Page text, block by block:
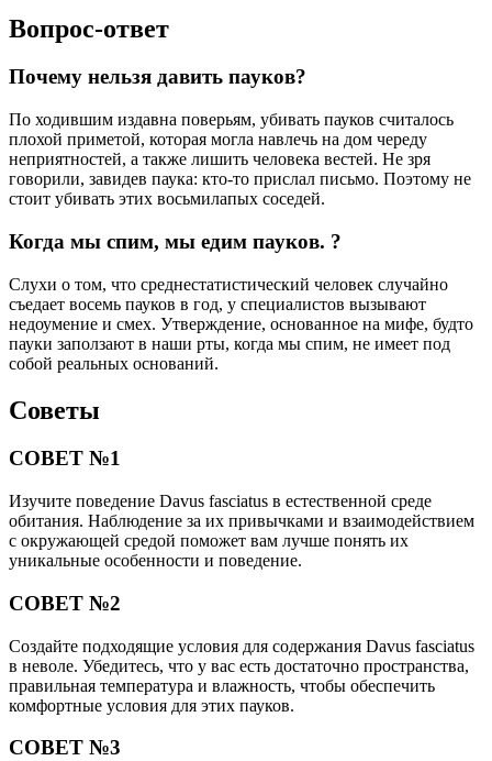
Вопрос-ответ
Почему нельзя давить пауков?
По ходившим издавна поверьям, убивать пауков считалось
плохой приметой, которая могла навлечь на дом череду
неприятностей, а также лишить человека вестей. Не зря
говорили, завидев паука: кто-то прислал письмо. Поэтому не
стоит убивать этих восьмилапых соседей.
Когда мы спим, мы едим пауков. ?
Слухи о том, что среднестатистический человек случайно
съедает восемь пауков в год, у специалистов вызывают
недоумение и смех. Утверждение, основанное на мифе, будто
пауки заползают в наши рты, когда мы спим, не имеет под
собой реальных оснований.
Советы
СОВЕТ №1
Изучите поведение Davus fasciatus в естественной среде
обитания. Наблюдение за их привычками и взаимодействием
с окружающей средой поможет вам лучше понять их
уникальные особенности и поведение.
СОВЕТ №2
Создайте подходящие условия для содержания Davus fasciatus
в неволе. Убедитесь, что у вас есть достаточно пространства,
правильная температура и влажность, чтобы обеспечить
комфортные условия для этих пауков.
СОВЕТ №3